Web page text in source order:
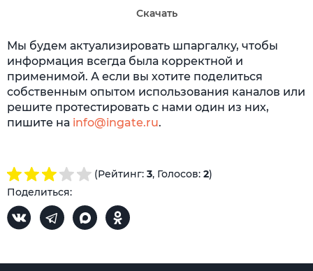
Скачать
Мы будем актуализировать шпаргалку, чтобы
информация всегда была корректной и
применимой. А если вы хотите поделиться
собственным опытом использования каналов или
решите протестировать с нами один из них,
пишите на info@ingate.ru.
(Рейтинг: 3, Голосов: 2)
Поделиться: